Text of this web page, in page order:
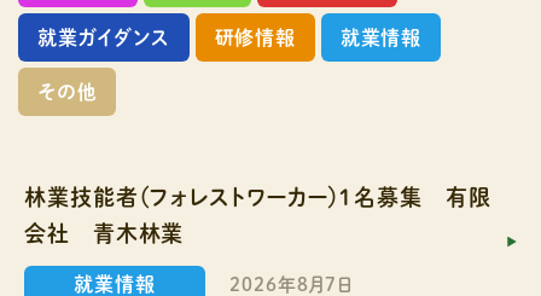
就業ガイダンス 研修情報 就業情報
その他
就業情報
林業技能者（フォレストワーカー）１名募集 有限
会社 青木林業
2026年8月7日